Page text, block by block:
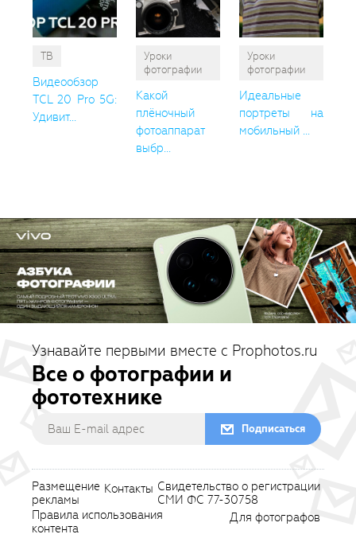
ТВ
Видеообзор
TCL 20 Pro 5G:
Удивит...
Уроки
фотографии
Какой
плёночный
фотоаппарат
выбр...
Уроки
фотографии
Идеальные
портреты на
мобильный ...
Узнавайте первыми вместе с Prophotos.ru
Все о фотографии и
фототехнике
Подписаться
Размещение
рекламы
Контакты Свидетельство о регистрации
СМИ ФС 77-30758
Правила использования
контента
Для фотографов